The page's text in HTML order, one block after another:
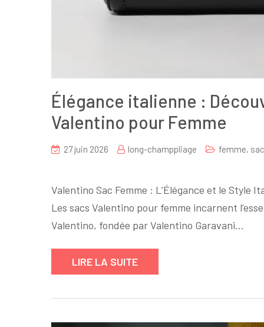
Élégance italienne :
Valentino pour Femme
27 juin 2026 long-champpliage femme,
italienne
:
Découvrez
Valentino
Valentino Sac Femme : L’Élégance et le Style
Les sacs Valentino pour femme incarnent
Valentino, fondée par Valentino Garavani…
LIRE LA SUITE